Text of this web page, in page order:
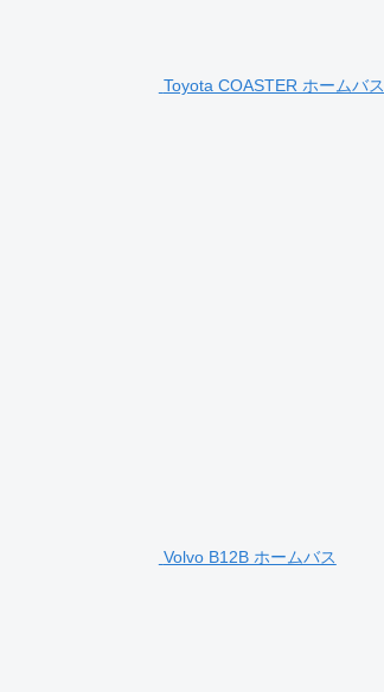
Toyota COASTER ホームバス
Volvo B12B ホームバス